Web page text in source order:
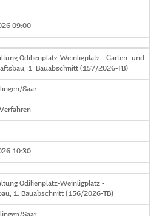
09:00
Odilienplatz-Weinligplatz - Garten- und
1. Bauabschnitt (157/2026-TB)
Saar
10:30
Odilienplatz-Weinligplatz -
1. Bauabschnitt (156/2026-TB)